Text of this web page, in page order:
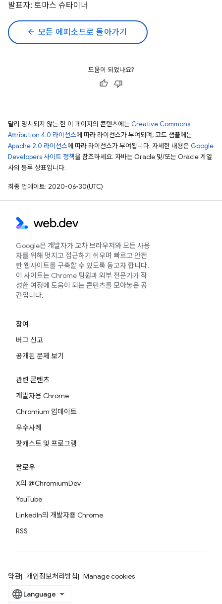
발표자: 토마스 슈타이너
arrow_back 모든 에피소드로 돌아가기
도움이 되었나요?
달리 명시되지 않는 한 이 페이지의 콘텐츠에는 Creative Commons
Attribution 4.0 라이선스에 따라 라이선스가 부여되며, 코드 샘플에는
Apache 2.0 라이선스에 따라 라이선스가 부여됩니다. 자세한 내용은 Google
Developers 사이트 정책을 참조하세요. 자바는 Oracle 및/또는 Oracle 계열
사의 등록 상표입니다.
최종 업데이트: 2020-06-30(UTC)
Google은 개발자가 교차 브라우저와 모든 사용
자를 위해 멋지고 접근하기 쉬우며 빠르고 안전
한 웹사이트를 구축할 수 있도록 돕고자 합니다.
이 사이트는 Chrome 팀원과 외부 전문가가 작
성한 여정에 도움이 되는 콘텐츠를 모아놓은 공
간입니다.
참여
버그 신고
공개된 문제 보기
관련 콘텐츠
개발자용 Chrome
Chromium 업데이트
우수사례
팟캐스트 및 프로그램
팔로우
X의 @ChromiumDev
YouTube
LinkedIn의 개발자용 Chrome
RSS
약관 개인정보처리방침 Manage cookies